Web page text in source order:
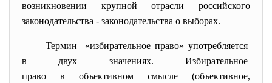
возникновении крупной отрасли российского
законодательства - законодательства о выборах.
Термин «избирательное право» употребляется
в двух значениях. Избирательное
право в объективном смысле (объективное,